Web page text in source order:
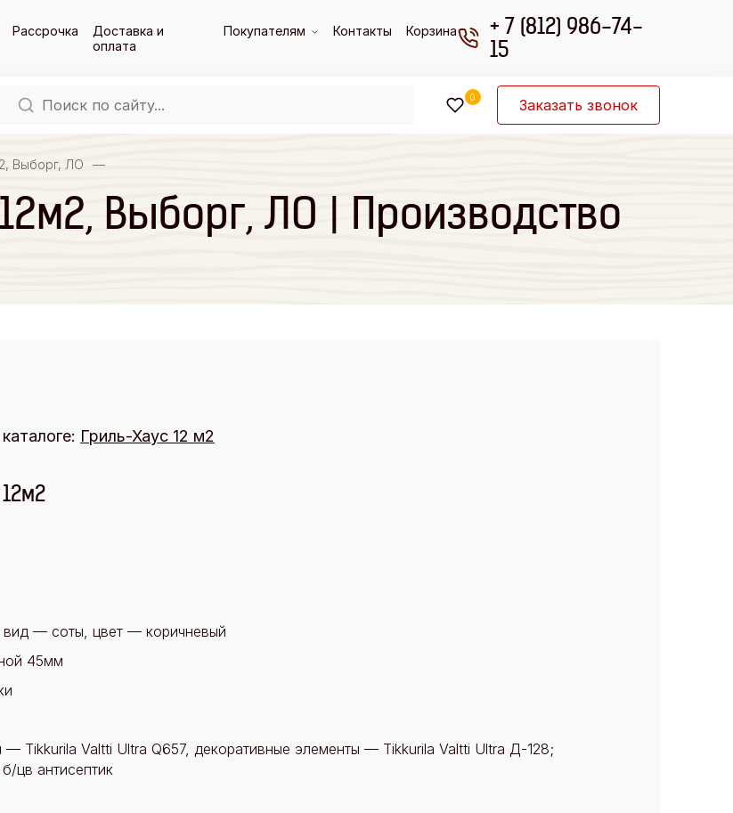
Рассрочка
Доставка и
оплата
Покупателям Контакты Корзина
+ 7 (812) 986-74-
15
0 Заказать звонок
Выборг, ЛО —
Выборг, ЛО | Производство
Гриль-Хаус 12 м2
вид — соты, цвет — коричневый
45мм
— Tikkurila Valtti Ultra Q657, декоративные элементы — Tikkurila Valtti Ultra Д-128;
цв антисептик